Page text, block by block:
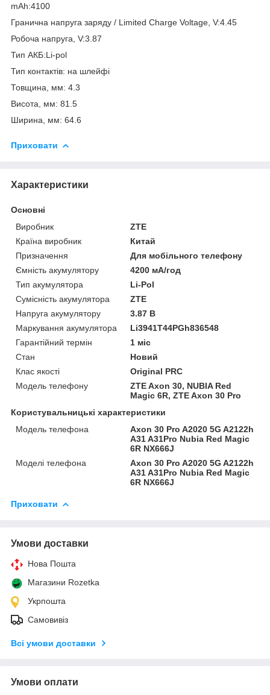
mAh:4100
Гранична напруга заряду / Limited Charge Voltage, V:4.45
Робоча напруга, V:3.87
Тип АКБ:Li-pol
Тип контактів: на шлейфі
Товщина, мм: 4.3
Висота, мм: 81.5
Ширина, мм: 64.6
Приховати
Характеристики
Основні
Виробник
ZTE
Країна виробник
Китай
Призначення
Для мобільного телефону
Ємність акумулятору
4200 мА/год
Тип акумулятора
Li-Pol
Сумісність акумулятора
ZTE
Напруга акумулятору
3.87 В
Маркування акумулятора
Li3941T44PGh836548
Гарантійний термін
1 міс
Стан
Новий
Клас якості
Original PRC
Модель телефону
ZTE Axon 30, NUBIA Red
Magic 6R, ZTE Axon 30 Pro
Користувальницькі характеристики
Модель телефона
Axon 30 Pro A2020 5G A2122h
A31 A31Pro Nubia Red Magic
6R NX666J
Моделі телефона
Axon 30 Pro A2020 5G A2122h
A31 A31Pro Nubia Red Magic
6R NX666J
Приховати
Умови доставки
Нова Пошта
Магазини Rozetka
Укрпошта
Самовивіз
Всі умови доставки
Умови оплати